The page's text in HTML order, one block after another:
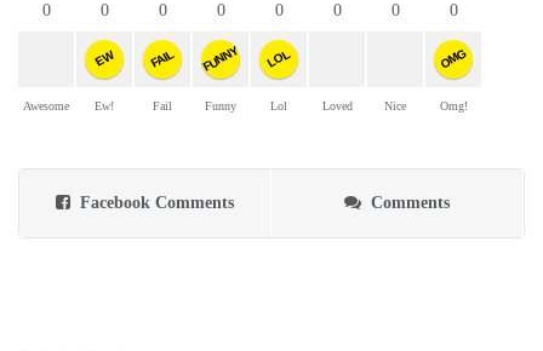
0
Awesome
0
EW
Ew!
0
FAIL
Fail
0
FUNNY
Funny
0
LOL
Lol
0
Loved
0
Nice
0
OMG
Omg!
Facebook Comments Comments